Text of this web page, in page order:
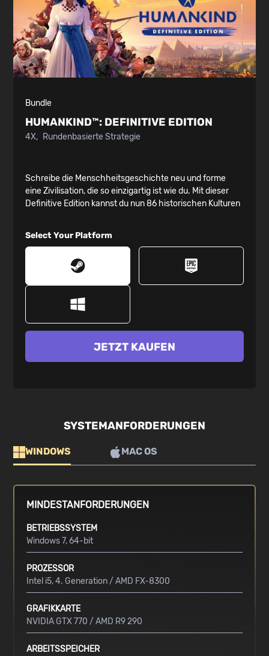
Bundle
HUMANKIND™: DEFINITIVE EDITION
4X Rundenbasierte Strategie
Schreibe die Menschheitsgeschichte neu und forme
eine Zivilisation, die so einzigartig ist wie du. Mit dieser
Definitive Edition kannst du nun 86 historischen Kulturen
überliste Rivalen in epischen Kämpfen, verbreite deinen
Die Definitive Edition enthält das Hauptspiel sowie alle
zuvor veröffentlichten Add-ons.
Select Your Platform
JETZT KAUFEN
SYSTEMANFORDERUNGEN
WINDOWS MAC OS
MINDESTANFORDERUNGEN
BETRIEBSSYSTEM
Windows 7, 64-bit
PROZESSOR
Intel i5, 4. Generation / AMD FX-8300
GRAFIKKARTE
NVIDIA GTX 770 / AMD R9 290
ARBEITSSPEICHER